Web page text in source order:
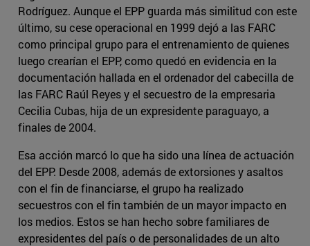
Rodríguez. Aunque el EPP guarda más similitud con este
último, su cese operacional en 1999 dejó a las FARC
como principal grupo para el entrenamiento de quienes
luego crearían el EPP, como quedó en evidencia en la
documentación hallada en el ordenador del cabecilla de
las FARC Raúl Reyes y el secuestro de la empresaria
Cecilia Cubas, hija de un expresidente paraguayo, a
finales de 2004.
Esa acción marcó lo que ha sido una línea de actuación
del EPP. Desde 2008, además de extorsiones y asaltos
con el fin de financiarse, el grupo ha realizado
secuestros con el fin también de un mayor impacto en
los medios. Estos se han hecho sobre familiares de
expresidentes del país o de personalidades de un alto